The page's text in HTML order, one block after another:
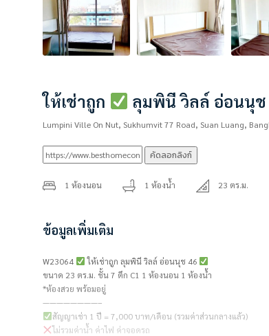
ให้เช่าถูก ลุมพินี วิลล์ อ่อนนุช
Lumpini Ville On Nut, Sukhumvit 77 Road, Suan Luang,
คัดลอกลิงก์
1 ห้องนอน 1 ห้องน้ำ 23 ตร.ม.
ข้อมูลเพิ่มเติม
W23064
ให้เช่าถูก ลุมพินี วิลล์ อ่อนนุช 46
ขนาด 23 ตร.ม. ชั้น 7 ตึก C1 1 ห้องนอน 1 ห้องน้ำ
*ห้องสวย พร้อมอยู่
————————–
สัญญาเช่า 1 ปี = 7,000 บาท/เดือน (รวมค่าส่วนกลางแล้ว)
ไม่รวมค่าน้ำ ค่าไฟ ค่าจอดรถ